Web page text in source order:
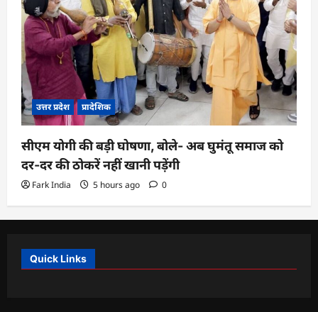
उत्तर प्रदेश प्रादेशिक
सीएम योगी की बड़ी घोषणा, बोले- अब घुमंतू समाज को
दर-दर की ठोकरें नहीं खानी पड़ेंगी
Fark India 5 hours ago 0
Quick Links